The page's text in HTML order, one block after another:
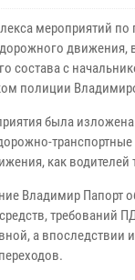
мероприятий
состава с
полиции
была
как водителей
Владимир Папорт
требований
а впоследствии